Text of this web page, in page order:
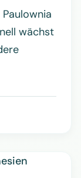
wächst